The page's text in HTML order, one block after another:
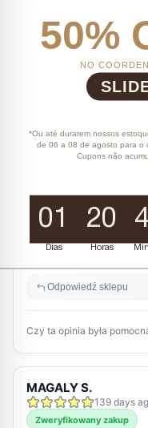
50%
NO
*Ou até durarem nossos
de 06 a 08 de agosto para o
Cupons não
01
Dias
20
Horas